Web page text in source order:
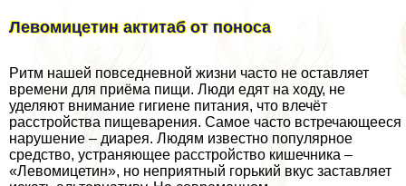
Левомицетин актитаб от поноса
Ритм нашей повседневной жизни часто не оставляет
времени для приёма пищи. Люди едят на ходу, не
уделяют внимание гигиене питания, что влечёт
расстройства пищеварения. Самое часто встречающееся
нарушение – диарея. Людям известно популярное
средство, устраняющее расстройство кишечника –
«Левомицетин», но неприятный горький вкус заставляет